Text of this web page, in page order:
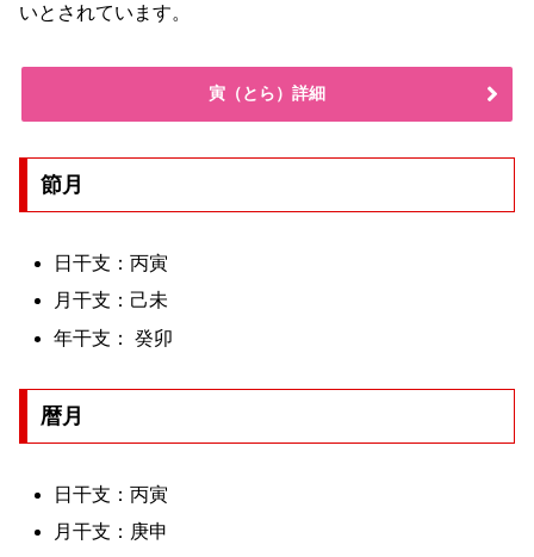
いとされています。
寅（とら）詳細
節月
日干支：丙寅
月干支：己未
年干支： 癸卯
暦月
日干支：丙寅
月干支：庚申